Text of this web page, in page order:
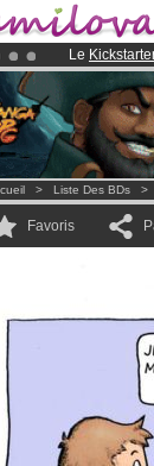
Le
Déjà
> Liste Des BDs >
Favoris